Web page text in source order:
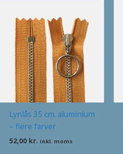
Lynlås 35 cm. aluminium
– flere farver
52,00 kr. inkl. moms